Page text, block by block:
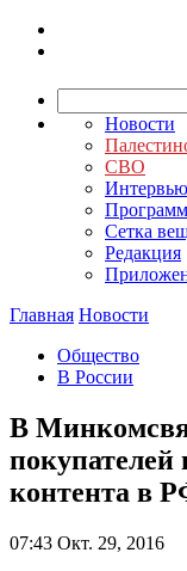
Новости
СВО
Интервью
Сетка
Редакция
Главная Новости
Общество
В России
В
покупателей
контента в
07:43 Окт. 29, 2016